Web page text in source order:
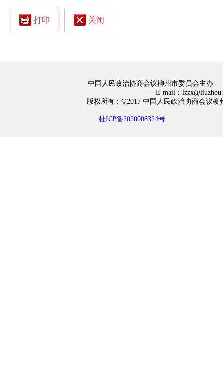
打印 关闭
中国人民政治协商会议柳州市委员会主办
E-mail：
版权所有：©2017 中国人民政治协商会
桂ICP备2020008324号